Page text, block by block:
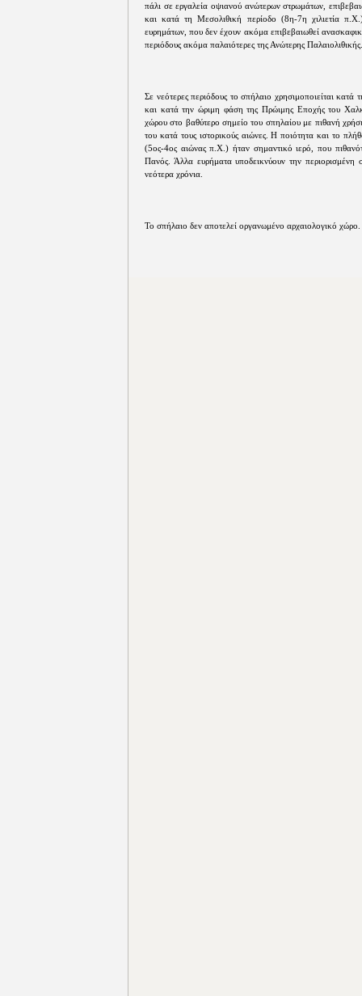
πάλι σε εργαλεία οψιανού ανώτερων στρωμάτων,
και κατά τη Μεσολιθική περίοδο (8η-7η χιλιετία
ευρημάτων, που δεν έχουν ακόμα επιβεβαιωθεί
περιόδους ακόμα παλαιότερες της Ανώτερης Παλαιολιθικής.
Σε νεότερες περιόδους το σπήλαιο χρησιμοποιείται
και κατά την ώριμη φάση της Πρώιμης Εποχής του
χώρου στο βαθύτερο σημείο του σπηλαίου με πιθανή
του κατά τους ιστορικούς αιώνες. Η ποιότητα και το
(5ος-4ος αιώνας π.Χ.) ήταν σημαντικό ιερό, που
Πανός. Άλλα ευρήματα υποδεικνύουν την
νεότερα χρόνια.
Το σπήλαιο δεν αποτελεί οργανωμένο αρχαιολογικό χώρο.